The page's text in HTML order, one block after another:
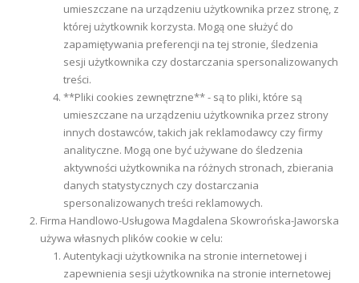
umieszczane na urządzeniu użytkownika przez stronę, z
której użytkownik korzysta. Mogą one służyć do
zapamiętywania preferencji na tej stronie, śledzenia
sesji użytkownika czy dostarczania spersonalizowanych
treści.
**Pliki cookies zewnętrzne** - są to pliki, które są
umieszczane na urządzeniu użytkownika przez strony
innych dostawców, takich jak reklamodawcy czy firmy
analityczne. Mogą one być używane do śledzenia
aktywności użytkownika na różnych stronach, zbierania
danych statystycznych czy dostarczania
spersonalizowanych treści reklamowych.
Firma Handlowo-Usługowa Magdalena Skowrońska-Jaworska
używa własnych plików cookie w celu:
Autentykacji użytkownika na stronie internetowej i
zapewnienia sesji użytkownika na stronie internetowej